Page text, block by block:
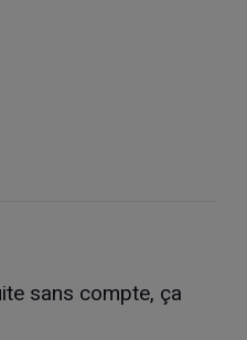
sans compte, ça